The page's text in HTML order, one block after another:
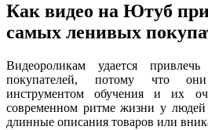
Как видео на Ютуб
самых ленивых
Видеороликам удается
покупателей, потому что
инструментом обучения и их
современном ритме жизни у
длинные описания товаров или